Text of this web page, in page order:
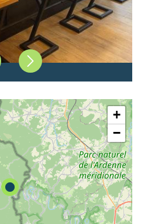
PrécédentSuivant
+
−